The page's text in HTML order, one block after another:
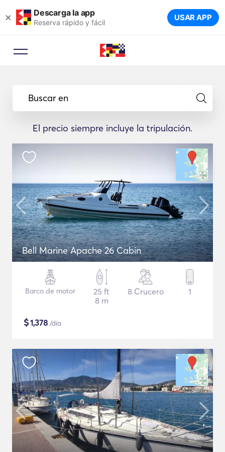
× Descarga la app
Reserva rápido y fácil USAR APP
Buscar en
El precio siempre incluye la tripulación.
Bell Marine Apache 26 Cabin
Barco de motor
25 ft
8 m
8 Crucero 1
$1,378 /día